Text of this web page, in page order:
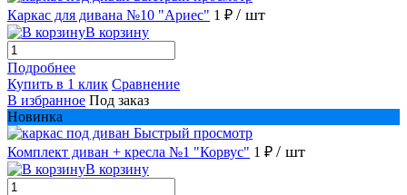
Каркас для дивана №10 "Ариес" 1 ₽ / шт
В корзину
Подробнее
Купить в 1 клик Сравнение
В избранное Под заказ
Новинка
Быстрый просмотр
Комплект диван + кресла №1 "Корвус" 1 ₽ / шт
В корзину